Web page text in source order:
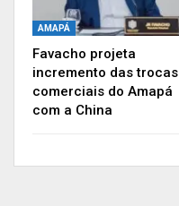
Publicidade (x)
AMAPÁ
Favacho projeta
incremento das trocas
comerciais do Amapá
com a China